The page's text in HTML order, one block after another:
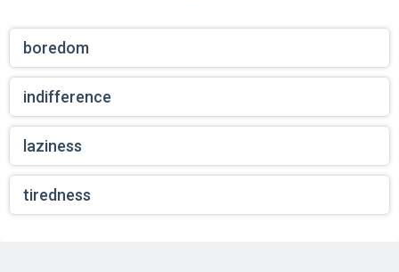
boredom
indifference
laziness
tiredness